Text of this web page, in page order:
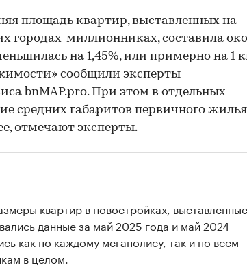
площадь квартир, выставленных на
городах-миллионниках, составила
на 1,45%, или примерно на 1
сообщили эксперты
bnMAP.pro. При этом в отдельных
средних габаритов первичного жилья
отмечают эксперты.
квартир в новостройках, выставленные
данные за май 2025 года и май 2024
как по каждому мегаполису, так и по всем
в целом.